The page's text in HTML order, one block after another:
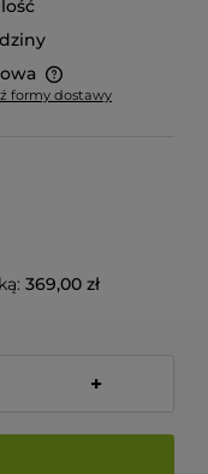
płatności
formy dostawy
369,00 zł
+